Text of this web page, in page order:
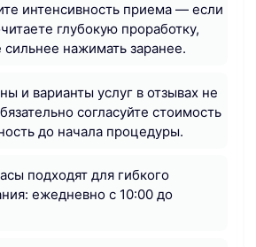
интенсивность приема — если
глубокую проработку,
сильнее нажимать заранее.
и варианты услуг в отзывах не
согласуйте стоимость
до начала процедуры.
подходят для гибкого
ежедневно с 10:00 до